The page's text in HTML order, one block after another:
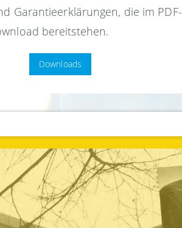
Garantieerklärungen, die im PDF-
bereitstehen.
Downloads